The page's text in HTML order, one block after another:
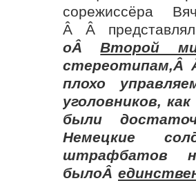
сорежиссёра
Â Â
оÂВторой
плохо
уголовников,
были
Немецкие
штрафбатов
былоÂ